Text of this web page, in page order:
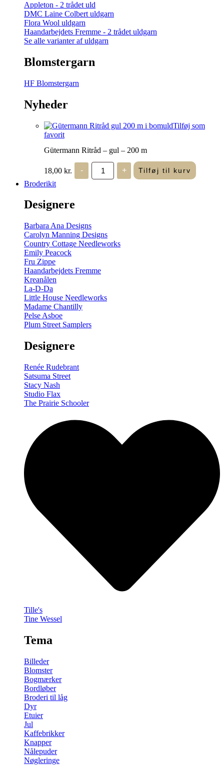
Appleton - 2 trådet uld
DMC Laine Colbert uldgarn
Flora Wool uldgarn
Haandarbejdets Fremme - 2 trådet uldgarn
Se alle varianter af uldgarn
Blomstergarn
HF Blomstergarn
Nyheder
Tilføj som
favorit
Gütermann Ritråd – gul – 200 m
18,00 kr. -
Gütermann
Ritråd
-
+ Tilføj til kurv
Broderikit
Designere
Barbara Ana Designs
Carolyn Manning Designs
Country Cottage Needleworks
Emily Peacock
Fru Zippe
Haandarbejdets Fremme
Kreanålen
La-D-Da
Little House Needleworks
Madame Chantilly
Pelse Asboe
Plum Street Samplers
Designere
Renée Rudebrant
Satsuma Street
Stacy Nash
Studio Flax
The Prairie Schooler
Tille's
Tine Wessel
Tema
Billeder
Blomster
Bogmærker
Bordløber
Broderi til låg
Dyr
Etuier
Jul
Kaffebrikker
Knapper
Nålepuder
Nøgleringe